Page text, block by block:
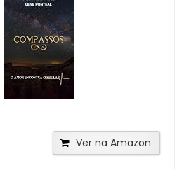
Ver na Amazon